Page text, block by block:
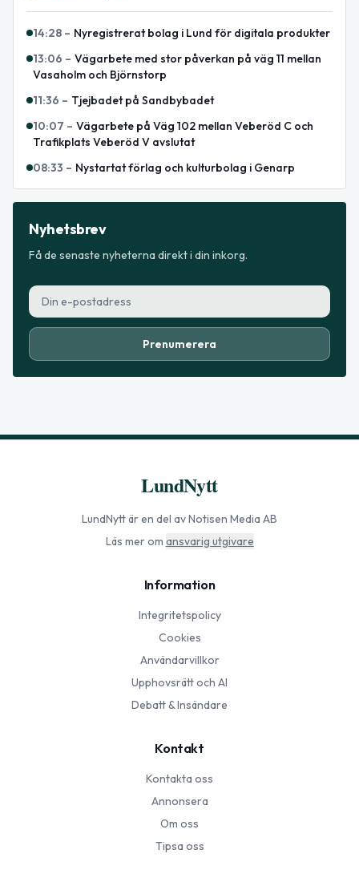
14:28 – Nyregistrerat bolag i Lund för digitala produkter
13:06 – Vägarbete med stor påverkan på väg 11 mellan
Vasaholm och Björnstorp
11:36 – Tjejbadet på Sandbybadet
10:07 – Vägarbete på Väg 102 mellan Veberöd C och
Trafikplats Veberöd V avslutat
08:33 – Nystartat förlag och kulturbolag i Genarp
Nyhetsbrev
Få de senaste nyheterna direkt i din inkorg.
Prenumerera
LundNytt
LundNyttär en del av Notisen Media AB
Läs mer om ansvarig utgivare
Information
Integritetspolicy
Cookies
Användarvillkor
Upphovsrätt och AI
Debatt & Insändare
Kontakt
Kontakta oss
Annonsera
Om oss
Tipsa oss